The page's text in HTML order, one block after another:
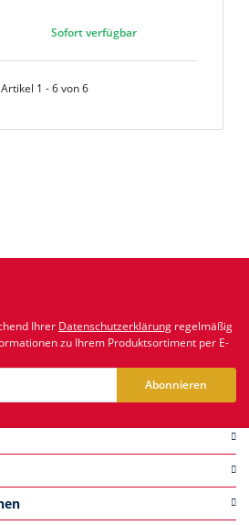
Sofort verfügbar
Artikel 1 - 6 von 6
Ihrer Datenschutzerklärung regelmäßig
zu Ihrem Produktsortiment per E-
Abonnieren